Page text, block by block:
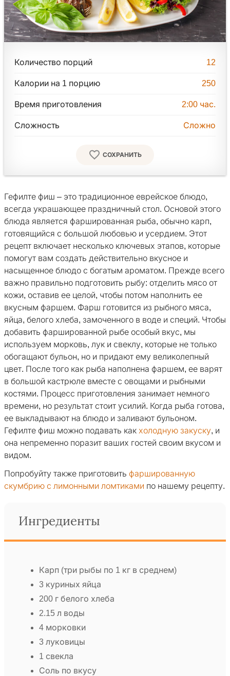
Количество порций 12
Калории на 1 порцию 250
Время приготовления 2:00 час.
Сложность Сложно
СОХРАНИТЬ
Гефилте фиш – это традиционное еврейское блюдо,
всегда украшающее праздничный стол. Основой этого
блюда является фаршированная рыба, обычно карп,
готовящийся с большой любовью и усердием. Этот
рецепт включает несколько ключевых этапов, которые
помогут вам создать действительно вкусное и
насыщенное блюдо с богатым ароматом. Прежде всего
важно правильно подготовить рыбу: отделить мясо от
кожи, оставив ее целой, чтобы потом наполнить ее
вкусным фаршем. Фарш готовится из рыбного мяса,
яйца, белого хлеба, замоченного в воде и специй. Чтобы
добавить фаршированной рыбе особый вкус, мы
используем морковь, лук и свеклу, которые не только
обогащают бульон, но и придают ему великолепный
цвет. После того как рыба наполнена фаршем, ее варят
в большой кастрюле вместе с овощами и рыбными
костями. Процесс приготовления занимает немного
времени, но результат стоит усилий. Когда рыба готова,
ее выкладывают на блюдо и заливают бульоном.
Гефилте фиш можно подавать как холодную закуску, и
она непременно поразит ваших гостей своим вкусом и
видом.
Попробуйту также приготовить фаршированную
скумбрию с лимонными ломтиками по нашему рецепту.
Ингредиенты
Карп (три рыбы по 1 кг в среднем)
3 куриных яйца
200 г белого хлеба
2.15 л воды
4 морковки
3 луковицы
1 свекла
Соль по вкусу